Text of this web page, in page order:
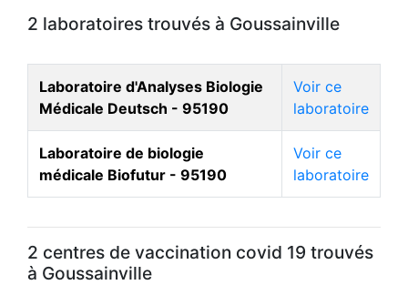
2 laboratoires trouvés à Goussainville
Laboratoire d'Analyses Biologie
Médicale Deutsch - 95190
Voir ce
laboratoire
Laboratoire de biologie
médicale Biofutur - 95190
Voir ce
laboratoire
2 centres de vaccination covid 19 trouvés
à Goussainville